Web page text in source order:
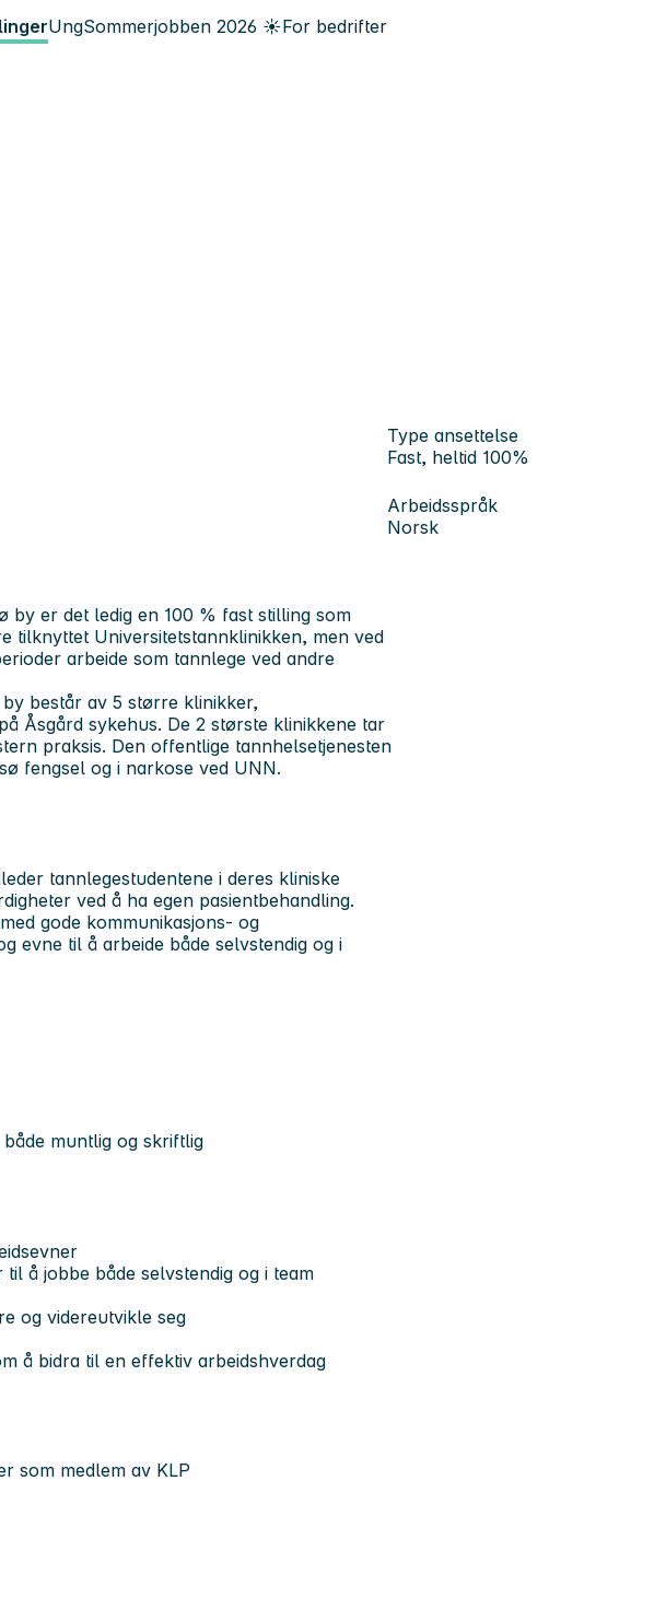
UngSommerjobben 2026 ☀️For bedrifter
Type ansettelse
Fast, heltid 100%
Arbeidsspråk
Norsk
by er det ledig en 100 % fast stilling som
Universitetstannklinikken, men ved
arbeide som tannlege ved andre
består av 5 større klinikker,
Åsgård sykehus. De 2 største klinikkene tar
praksis. Den offentlige tannhelsetjenesten
fengsel og i narkose ved UNN.
tannlegestudentene i deres kliniske
ved å ha egen pasientbehandling.
gode kommunikasjons- og
evne til å arbeide både selvstendig og i
muntlig og skriftlig
å jobbe både selvstendig og i team
og videreutvikle seg
å bidra til en effektiv arbeidshverdag
som medlem av KLP